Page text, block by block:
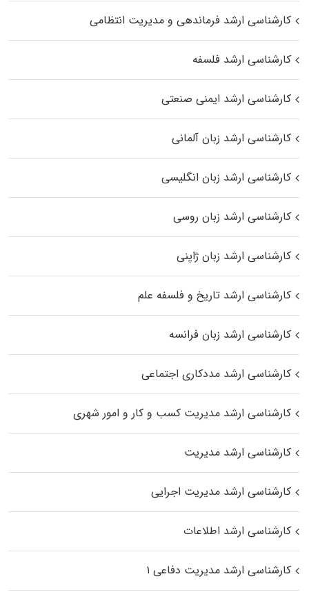
کارشناسی ارشد فرماندهی و مدیریت انتظامی
کارشناسی ارشد فلسفه
کارشناسی ارشد ایمنی صنعتی
کارشناسی ارشد زبان آلمانی
کارشناسی ارشد زبان انگلیسی
کارشناسی ارشد زبان روسی
کارشناسی ارشد زبان ژاپنی
کارشناسی ارشد تاریخ و فلسفه علم
کارشناسی ارشد زبان فرانسه
کارشناسی ارشد مددکاری اجتماعی
کارشناسی ارشد مدیریت کسب و کار و امور شهری
کارشناسی ارشد مدیریت
کارشناسی ارشد مدیریت اجرایی
کارشناسی ارشد اطلاعات
کارشناسی ارشد مدیریت دفاعی ۱